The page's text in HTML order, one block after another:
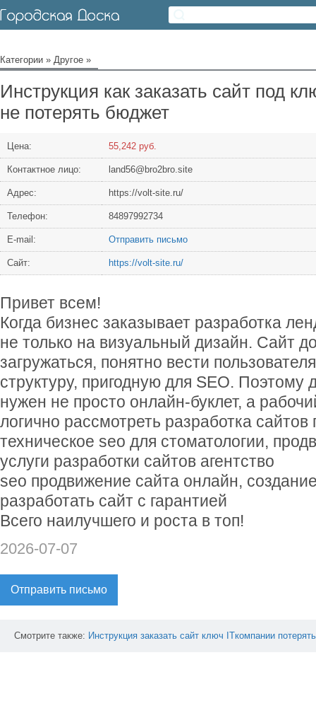
Категории » Другое »
Инструкция как заказать сайт под
не потерять бюджет
Цена: 55,242 руб.
Контактное лицо: land56@bro2bro.site
Адрес: https://volt-site.ru/
Телефон: 84897992734
Е-mail: Отправить письмо
Сайт: https://volt-site.ru/
Привет всем!
Когда бизнес заказывает разработка
не только на визуальный дизайн. Сайт
загружаться, понятно вести
структуру, пригодную для SEO. Поэтому
нужен не просто онлайн-буклет, а
логично рассмотреть разработка сайтов
техническое seo для стоматологии,
услуги разработки сайтов агентство
seo продвижение сайта онлайн,
разработать сайт с гарантией
Всего наилучшего и роста в топ!
2026-07-07
Отправить письмо
Смотрите также: Инструкция заказать сайт ключ ITкомпании потерять